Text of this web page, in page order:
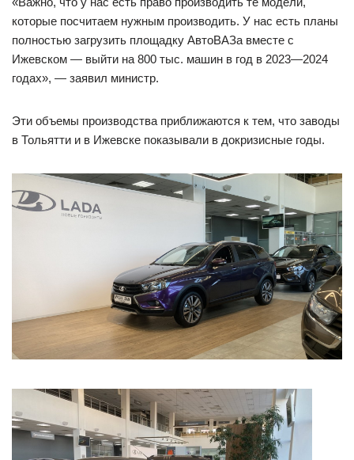
которые посчитаем нужным производить. У нас есть планы
полностью загрузить площадку АвтоВАЗа вместе с
Ижевском — выйти на 800 тыс. машин в год в 2023—2024
годах», — заявил министр.
Эти объемы производства приближаются к тем, что заводы
в Тольятти и в Ижевске показывали в докризисные годы.